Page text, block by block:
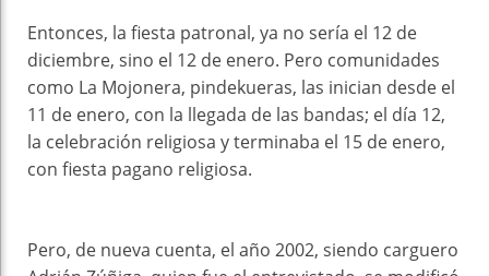
Entonces, la fiesta patronal, ya no sería el 12 de
diciembre, sino el 12 de enero. Pero comunidades
como La Mojonera, pindekueras, las inician desde el
11 de enero, con la llegada de las bandas; el día 12,
la celebración religiosa y terminaba el 15 de enero,
con fiesta pagano religiosa.
Pero, de nueva cuenta, el año 2002, siendo carguero